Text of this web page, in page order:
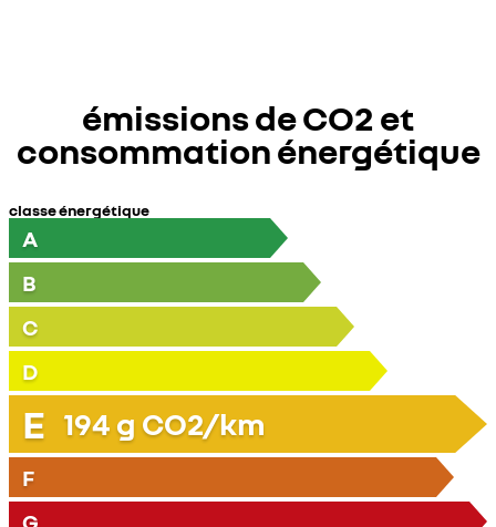
émissions de CO2 et
consommation énergétique
classe énergétique
A
B
C
D
E 194 g CO2/km
F
G